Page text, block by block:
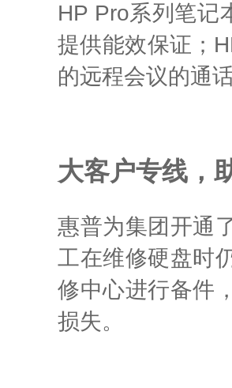
HP Pro系列笔记
提供能效保证；
的远程会议的通
大客户专线，
惠普为集团开通
工在维修硬盘时
修中心进行备件
损失。